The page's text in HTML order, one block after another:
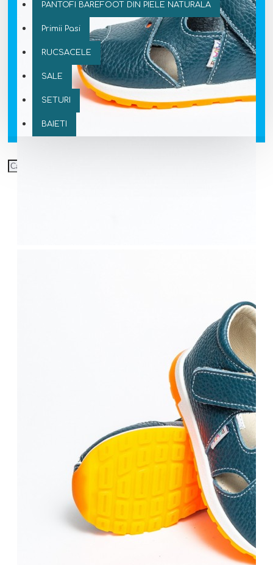
PANTOFI BAREFOOT DIN PIELE NATURALA
Primii Pasi
RUCSACELE
SALE
SETURI
BAIETI